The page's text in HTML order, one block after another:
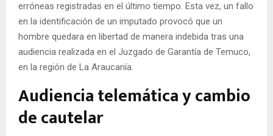
U
erróneas registradas en el último tiempo. Esta vez, un fallo
en la identificación de un imputado provocó que un
hombre quedara en libertad de manera indebida tras una
audiencia realizada en el Juzgado de Garantía de Temuco,
en la región de La Araucanía.
Audiencia telemática y cambio
de cautelar